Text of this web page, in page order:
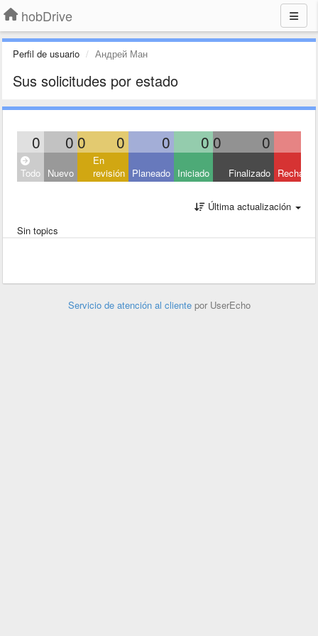
hobDrive
Perfil de usuario Андрей Ман
Sus solicitudes por estado
0 0 0 0 0 0 0 0
Todo Nuevo
En
revisión Planeado Iniciado Finalizado
Última actualización
Sin topics
Servicio de atención al cliente por UserEcho